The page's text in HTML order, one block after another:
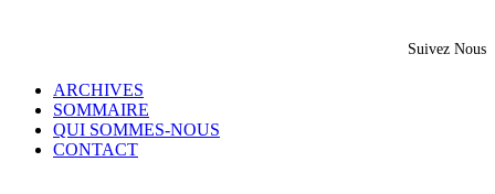
Suivez Nous
ARCHIVES
SOMMAIRE
QUI SOMMES-NOUS
CONTACT